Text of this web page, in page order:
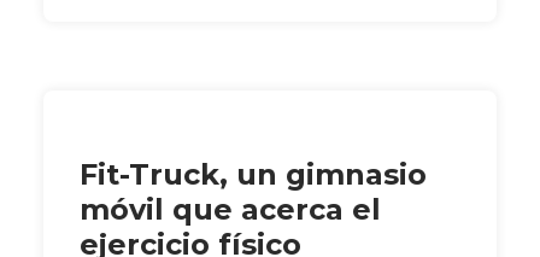
Fit-Truck, un gimnasio
móvil que acerca el
ejercicio físico